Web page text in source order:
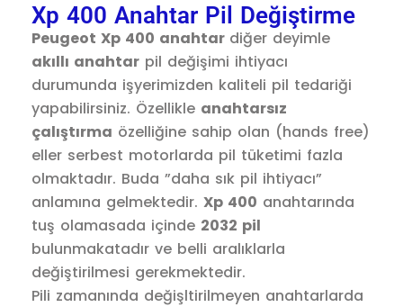
Xp 400 Anahtar Pil Değiştirme
Peugeot Xp 400 anahtar diğer deyimle
akıllı anahtar pil değişimi ihtiyacı
durumunda işyerimizden kaliteli pil tedariği
yapabilirsiniz. Özellikle anahtarsız
çalıştırma özelliğine sahip olan (hands free)
eller serbest motorlarda pil tüketimi fazla
olmaktadır. Buda ”daha sık pil ihtiyacı”
anlamına gelmektedir. Xp 400 anahtarında
tuş olamasada içinde 2032 pil
bulunmakatadır ve belli aralıklarla
değiştirilmesi gerekmektedir.
Pili zamanında değişltirilmeyen anahtarlarda